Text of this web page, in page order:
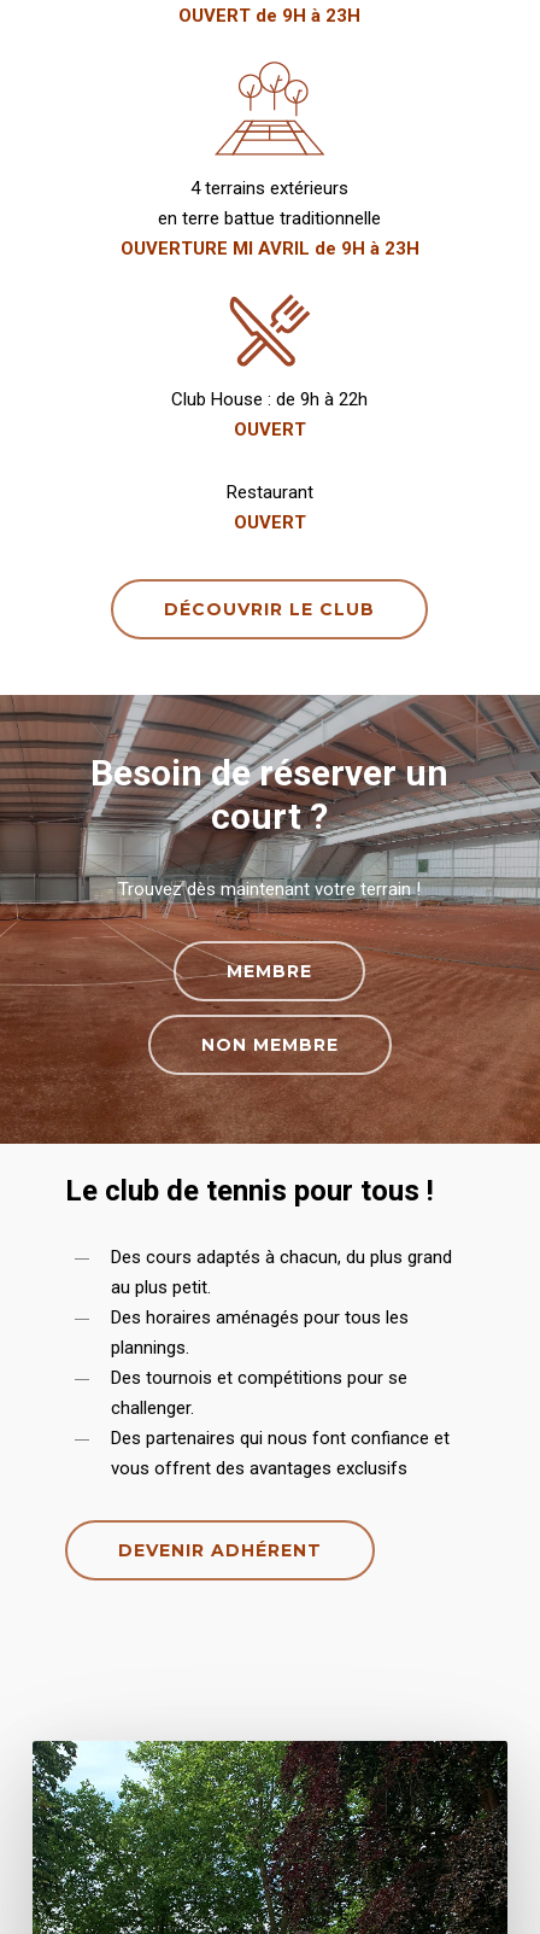
OUVERT de 9H à 23H
4 terrains extérieurs
en terre battue traditionnelle
OUVERTURE MI AVRIL de 9H à 23H
Club House : de 9h à 22h
OUVERT
Restaurant
OUVERT
DÉCOUVRIR LE CLUB
Besoin de réserver un
court ?
Trouvez dès maintenant votre terrain !
MEMBRE
NON MEMBRE
Le club de tennis pour tous !
Des cours adaptés à chacun, du plus grand
au plus petit.
Des horaires aménagés pour tous les
plannings.
Des tournois et compétitions pour se
challenger.
Des partenaires qui nous font confiance et
vous offrent des avantages exclusifs
DEVENIR ADHÉRENT